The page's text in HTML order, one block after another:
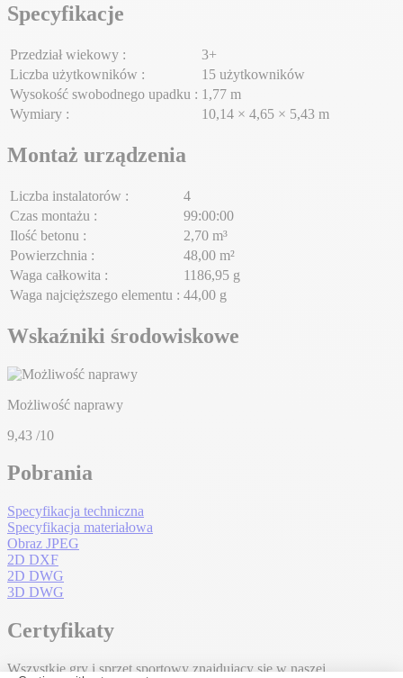
Specyfikacje
Przedział wiekowy :
3+
Liczba użytkowników :
15 użytkowników
Wysokość swobodnego upadku : 1,77 m
Wymiary :
10,14 × 4,65 × 5,43 m
Montaż urządzenia
Liczba instalatorów :
4
Czas montażu :
99:00:00
Ilość betonu :
2,70 m³
Powierzchnia :
48,00 m²
Waga całkowita :
1186,95 g
Waga najcięższego elementu : 44,00 g
Wskaźniki środowiskowe
Możliwość naprawy
9,43 /10
Pobrania
Specyfikacja techniczna
Specyfikacja materiałowa
Obraz JPEG
2D DXF
2D DWG
3D DWG
Certyfikaty
Wszystkie gry i sprzęt sportowy znajdujący się w naszej